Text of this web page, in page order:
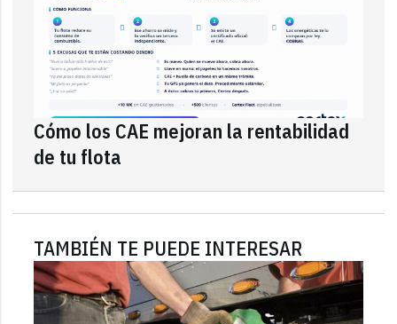
Cómo los CAE mejoran la rentabilidad
de tu flota
TAMBIÉN TE PUEDE INTERESAR